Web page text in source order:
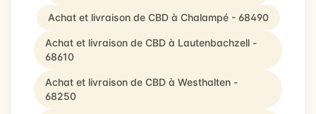
Achat et livraison de CBD à Chalampé - 68490
Achat et livraison de CBD à Lautenbachzell -
68610
Achat et livraison de CBD à Westhalten -
68250